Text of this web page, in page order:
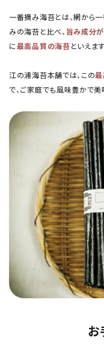
一番摘み海苔とは、網から
みの海苔と比べ、 旨み成分
に最高品質の海苔といえます
江の浦海苔本舗では、この
で、ご家庭でも風味豊かで
お